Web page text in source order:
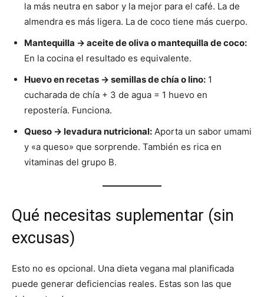
la más neutra en sabor y la mejor para el café. La de
almendra es más ligera. La de coco tiene más cuerpo.
Mantequilla → aceite de oliva o mantequilla de coco:
En la cocina el resultado es equivalente.
Huevo en recetas → semillas de chía o lino: 1
cucharada de chía + 3 de agua = 1 huevo en
repostería. Funciona.
Queso → levadura nutricional: Aporta un sabor umami
y «a queso» que sorprende. También es rica en
vitaminas del grupo B.
Qué necesitas suplementar (sin
excusas)
Esto no es opcional. Una dieta vegana mal planificada
puede generar deficiencias reales. Estas son las que